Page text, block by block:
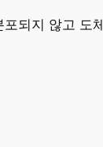
되지 않고 도